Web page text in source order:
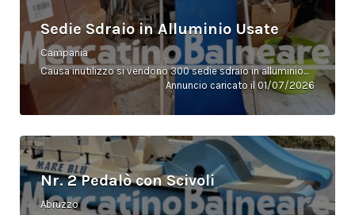
Sedie Sdraio in Alluminio Usate
Campania
Causa inutilizzo si vendono 300 sedie sdraio in alluminio...
Annuncio caricato il 01/07/2026
Nr. 2 Pedalò con Scivoli
Abruzzo